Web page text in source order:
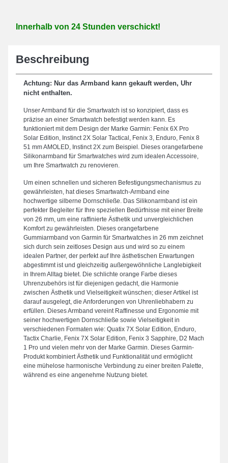
Innerhalb von 24 Stunden verschickt!
Beschreibung
Achtung: Nur das Armband kann gekauft werden, Uhr
nicht enthalten.
Unser Armband für die Smartwatch ist so konzipiert, dass es
präzise an einer Smartwatch befestigt werden kann. Es
funktioniert mit dem Design der Marke Garmin: Fenix 6X Pro
Solar Edition, Instinct 2X Solar Tactical, Fenix 3, Enduro, Fenix 8
51 mm AMOLED, Instinct 2X zum Beispiel. Dieses orangefarbene
Silikonarmband für Smartwatches wird zum idealen Accessoire,
um Ihre Smartwatch zu renovieren.
Um einen schnellen und sicheren Befestigungsmechanismus zu
gewährleisten, hat dieses Smartwatch-Armband eine
hochwertige silberne Dornschließe. Das Silikonarmband ist ein
perfekter Begleiter für Ihre speziellen Bedürfnisse mit einer Breite
von 26 mm, um eine raffinierte Ästhetik und unvergleichlichen
Komfort zu gewährleisten. Dieses orangefarbene
Gummiarmband von Garmin für Smartwatches in 26 mm zeichnet
sich durch sein zeitloses Design aus und wird so zu einem
idealen Partner, der perfekt auf Ihre ästhetischen Erwartungen
abgestimmt ist und gleichzeitig außergewöhnliche Langlebigkeit
in Ihrem Alltag bietet. Die schlichte orange Farbe dieses
Uhrenzubehörs ist für diejenigen gedacht, die Harmonie
zwischen Ästhetik und Vielseitigkeit wünschen; dieser Artikel ist
darauf ausgelegt, die Anforderungen von Uhrenliebhabern zu
erfüllen. Dieses Armband vereint Raffinesse und Ergonomie mit
seiner hochwertigen Dornschließe sowie Vielseitigkeit in
verschiedenen Formaten wie: Quatix 7X Solar Edition, Enduro,
Tactix Charlie, Fenix 7X Solar Edition, Fenix 3 Sapphire, D2 Mach
1 Pro und vielen mehr von der Marke Garmin. Dieses Garmin-
Produkt kombiniert Ästhetik und Funktionalität und ermöglicht
eine mühelose harmonische Verbindung zu einer breiten Palette,
während es eine angenehme Nutzung bietet.